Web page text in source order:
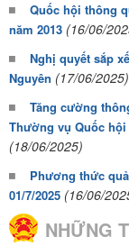
Quốc hội thông
năm 2013 (16/06/
Nghị quyết sắp
Nguyên (17/06/2025)
Tăng cường
Thường vụ Quốc
(18/06/2025)
Phương thức
01/7/2025 (16/06/
NHỮNG